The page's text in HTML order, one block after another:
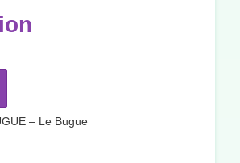
– Le Bugue